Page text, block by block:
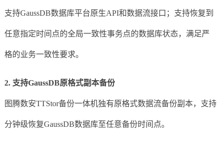
支持GaussDB数据库平台原生API和数据流接口；支持恢复到
任意指定时间点的全局一致性事务点的数据库状态，满足严
格的业务一致性要求。
2. 支持GaussDB原格式副本备份
图腾数安TTStor备份一体机独有原格式数据流备份副本，支持
分钟级恢复GaussDB数据库至任意备份时间点。